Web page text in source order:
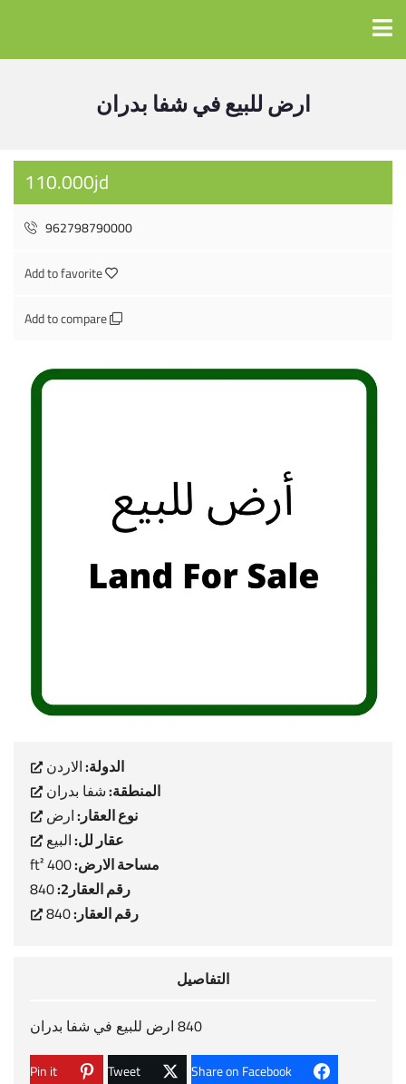
ارض للبيع في شفا بدران
110.000jd
962798790000
Add to favorite
Add to compare
الدولة:الاردن
المنطقة:شفا بدران
نوع العقار:ارض
عقار لل:البيع
مساحة الارض:400 ft²
رقم العقار2: 840
رقم العقار:840
التفاصيل
840 ارض للبيع في شفا بدران
Share on Facebook
Tweet
Pin it